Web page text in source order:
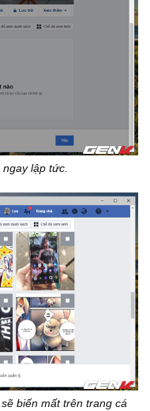
lập tức.
biến mất trên trang cá